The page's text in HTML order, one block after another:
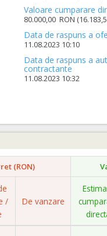
Valoare cumparare
80.000,00 RON
Data de raspuns a
11.08.2023 10:10
Data de raspuns a
contractante
11.08.2023 10:32
(RON)
/
De vanzare